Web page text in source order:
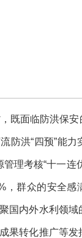
既面临防洪保
防洪“四预”能
理考核“十一
，群众的安全感
国内外水利领
果转化推广等